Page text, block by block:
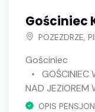
Gościniec
POZEZDRZE,
Gościniec
GOŚCINIEC
NAD JEZIOREM
OPIS